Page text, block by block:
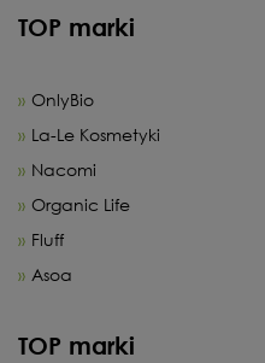
TOP marki
OnlyBio
La-Le Kosmetyki
Nacomi
Organic Life
Fluff
Asoa
TOP marki